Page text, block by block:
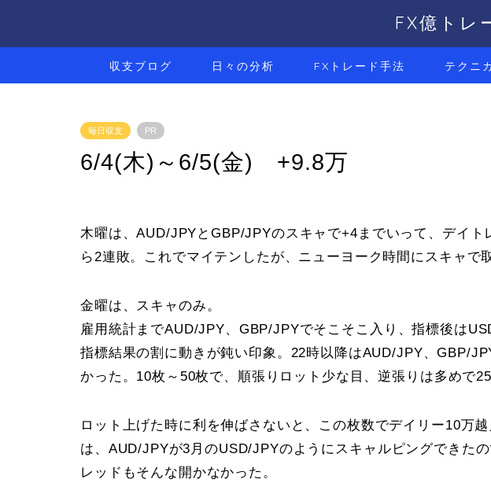
FX億トレ
収支ブログ 日々の分析 FXトレード手法 テクニ
毎日収支 PR
6/4(木)～6/5(金) +9.8万
木曜は、AUD/JPYとGBP/JPYのスキャで+4までいって、デイト
ら2連敗。これでマイテンしたが、ニューヨーク時間にスキャで
金曜は、スキャのみ。
雇用統計までAUD/JPY、GBP/JPYでそこそこ入り、指標後は
指標結果の割に動きが鈍い印象。22時以降はAUD/JPY、GBP/
かった。10枚～50枚で、順張りロット少な目、逆張りは多めで
ロット上げた時に利を伸ばさないと、この枚数でデイリー10万
は、AUD/JPYが3月のUSD/JPYのようにスキャルピングできた
レッドもそんな開かなかった。